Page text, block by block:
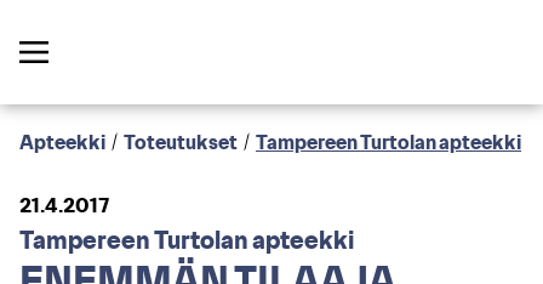
Apteekki / Toteutukset / Tampereen Turtolan apteekki
21.4.2017
Tampereen Turtolan apteekki